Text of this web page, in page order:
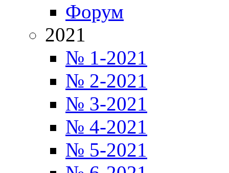
Форум
2021
№ 1-2021
№ 2-2021
№ 3-2021
№ 4-2021
№ 5-2021